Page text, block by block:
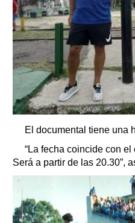
El documental tiene una
“La fecha coincide con
Será a partir de las 20.30”,